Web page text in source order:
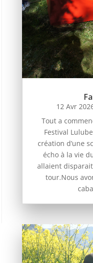
12 Avr
Tout a
Festival
création d’une
écho à la vie
allaient
tour.Nous